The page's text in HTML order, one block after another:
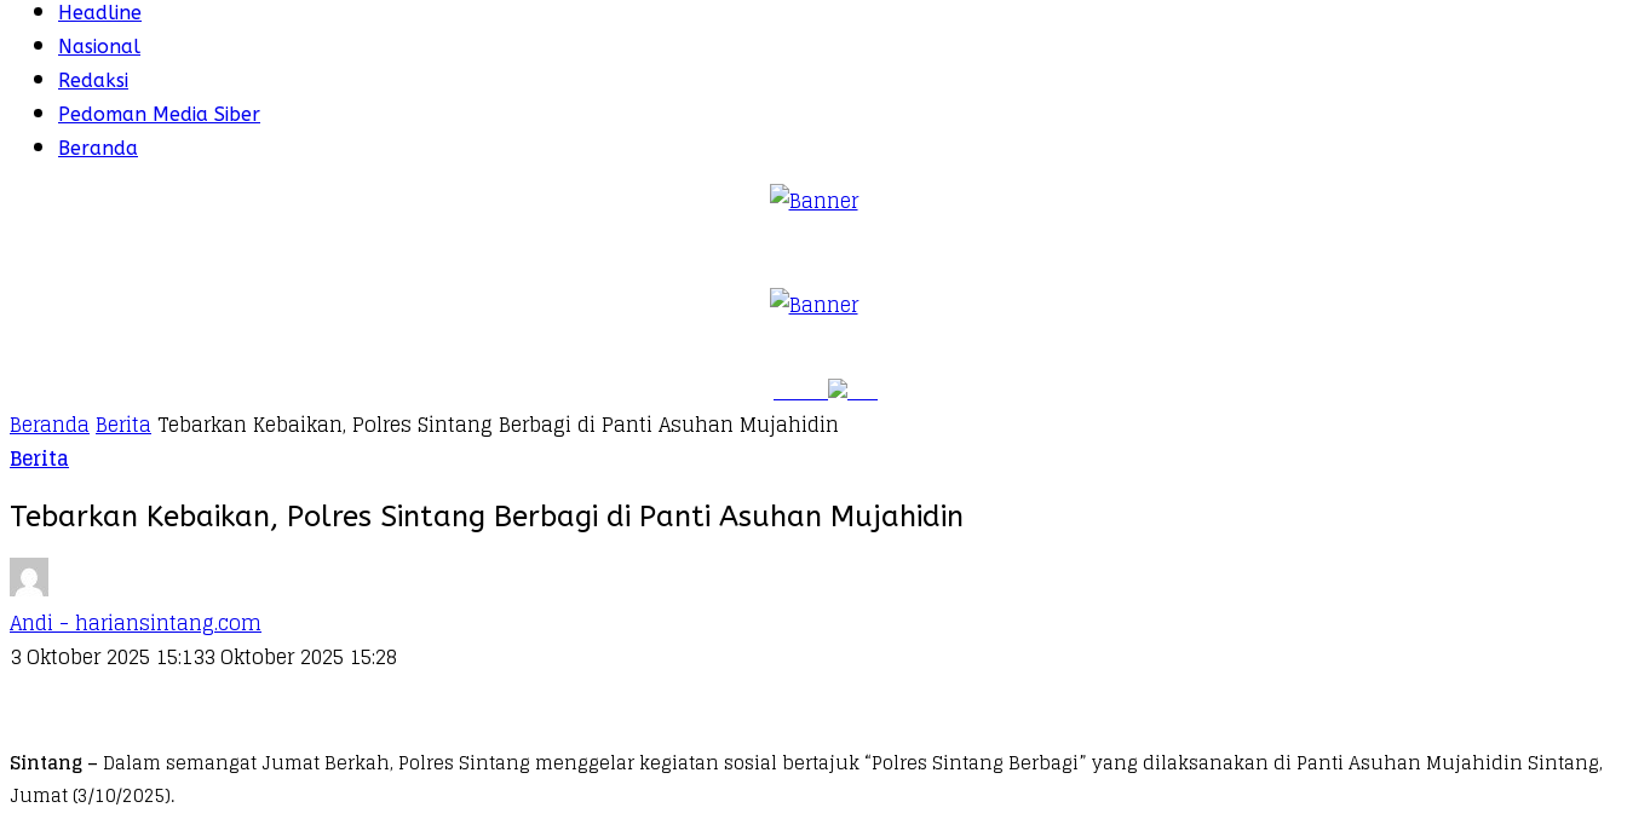
Headline
Nasional
Redaksi
Pedoman Media Siber
Beranda
BerandaBeritaTebarkan Kebaikan, Polres Sintang Berbagi di Panti Asuhan Mujahidin
Berita
Tebarkan Kebaikan, Polres Sintang Berbagi di Panti Asuhan Mujahidin
Andi - hariansintang.com
3 Oktober 2025 15:133 Oktober 2025 15:28
Sintang – Dalam semangat Jumat Berkah, Polres Sintang menggelar kegiatan sosial bertajuk “Polres Sintang Berbagi” yang dilaksanakan di Panti Asuhan Mujahidin Sintang,
Jumat (3/10/2025).